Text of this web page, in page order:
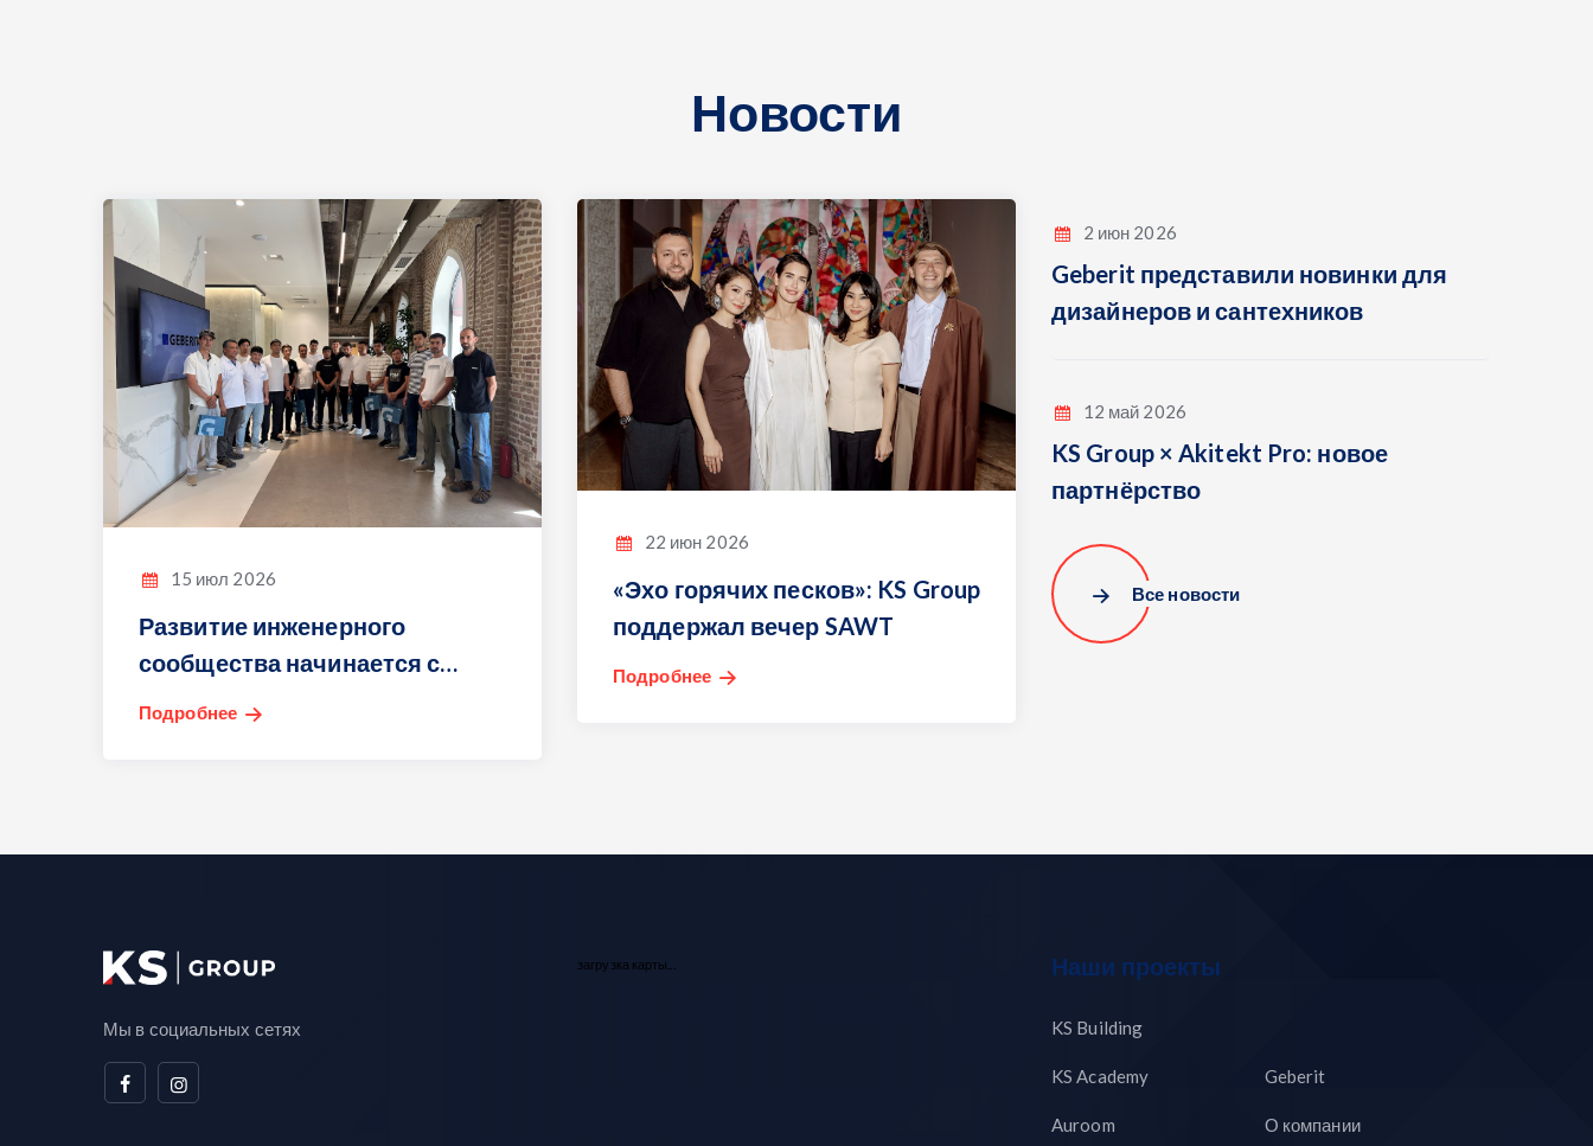
Новости
15 июл 2026
Развитие инженерного
сообщества начинается с
обмена знаниями.
Подробнее
22 июн 2026
«Эхо горячих песков»: KS Group
поддержал вечер SAWT
Подробнее
2 июн 2026
Geberit представили новинки для
дизайнеров и сантехников
12 май 2026
KS Group × Akitekt Pro: новое
партнёрство
Все новости
Мы в социальных сетях
загрузка карты... Наши проекты
KS Building
KS Academy
Auroom
Geberit
О компании